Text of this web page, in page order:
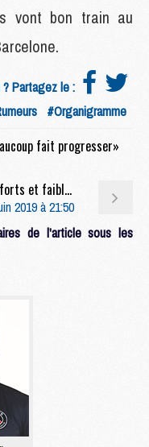
vont bon train au
Partagez le :
#Organigramme
fait progresser»
Statistiques : Attaque, défense, points forts et faibles, la saison 2018/2019 d'Alves vue par les stats
2019 à 21:50
de l'article sous les